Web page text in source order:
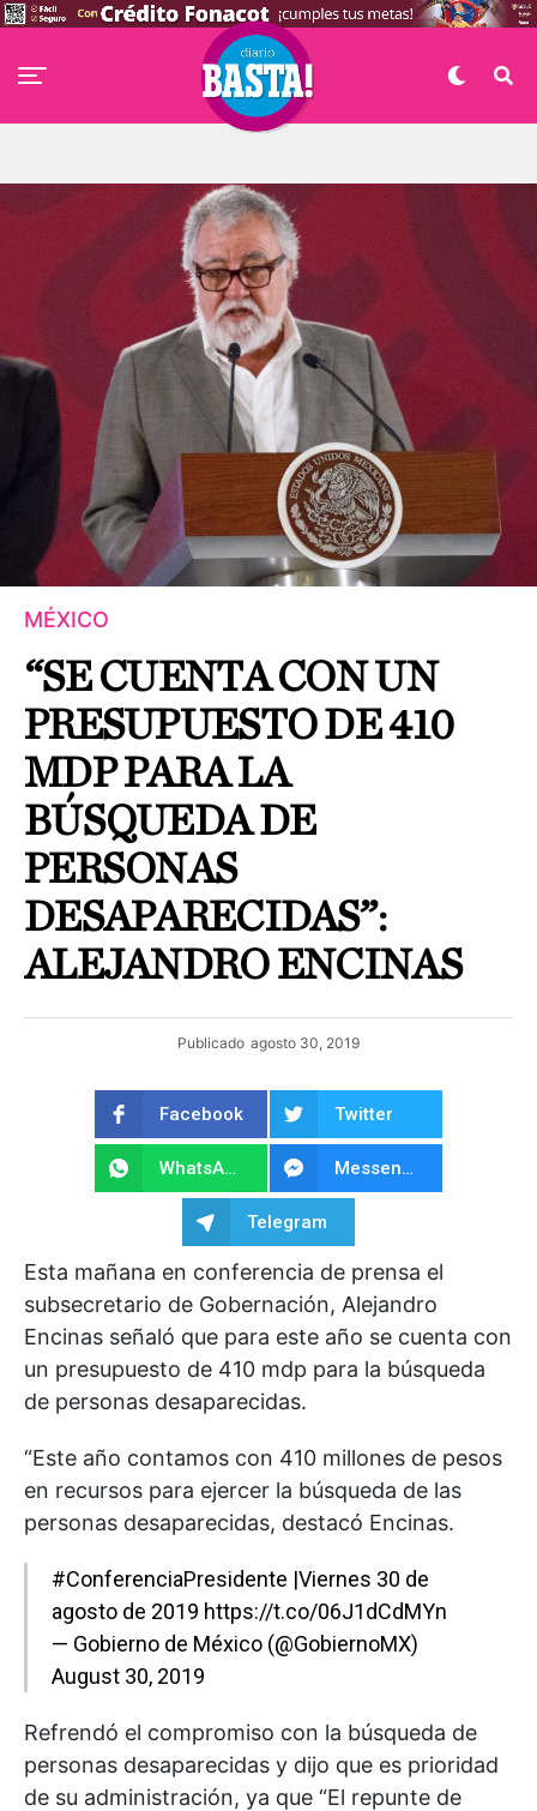
MÉXICO
“SE CUENTA CON UN
PRESUPUESTO DE 410
MDP PARA LA
BÚSQUEDA DE
PERSONAS
DESAPARECIDAS”:
ALEJANDRO ENCINAS
Publicado agosto 30, 2019
Facebook Twitter
WhatsApp Messenger
Telegram
Esta mañana en conferencia de prensa el
subsecretario de Gobernación, Alejandro
Encinas señaló que para este año se cuenta con
un presupuesto de 410 mdp para la búsqueda
de personas desaparecidas.
“Este año contamos con 410 millones de pesos
en recursos para ejercer la búsqueda de las
personas desaparecidas, destacó Encinas.
#ConferenciaPresidente |Viernes 30 de
agosto de 2019 https://t.co/06J1dCdMYn
— Gobierno de México (@GobiernoMX)
August 30, 2019
Refrendó el compromiso con la búsqueda de
personas desaparecidas y dijo que es prioridad
de su administración, ya que “El repunte de